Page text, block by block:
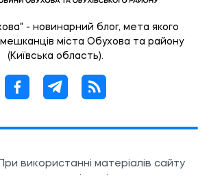
- новинарний блог, мета якого
міста Обухова та району
(Київська область).
використанні матеріалів сайту